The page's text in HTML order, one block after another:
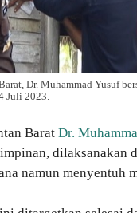
Dr. Muhammad Yusuf
Juli 2023.
Barat Dr.
dilaksanakan
namun menyentuh